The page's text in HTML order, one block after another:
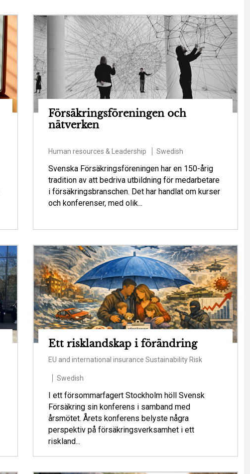
Försäkringsföreningen och
nätverken
Human resources & Leadership Swedish
Svenska Försäkringsföreningen har en 150-årig
tradition av att bedriva utbildning för medarbetare
i försäkringsbranschen. Det har handlat om kurser
och konferenser, med olik...
Ett risklandskap i förändring
EU and international insurance Sustainability Risk
Swedish
I ett försommarfagert Stockholm höll Svensk
Försäkring sin konferens i samband med
årsmötet. Årets konferens belyste några
perspektiv på försäkringsverksamhet i ett
riskland...